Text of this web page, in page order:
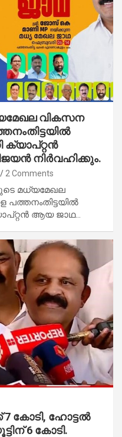
വികസന
ക്യാപ്റ്റൻ
നിർവഹിക്കും.
2 Comments
മധ്യമേഖല
പത്തനംതിട്ടയിൽ
ആയ ജാഥ…
7 കോടി, ഹോട്ടൽ
6 കോടി.